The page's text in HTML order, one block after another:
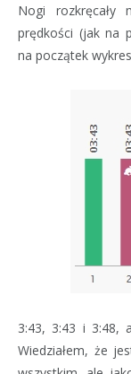
Nogi rozkręcały
prędkości (jak na
na początek
3:43, 3:43 i 3:48,
Wiedziałem, że